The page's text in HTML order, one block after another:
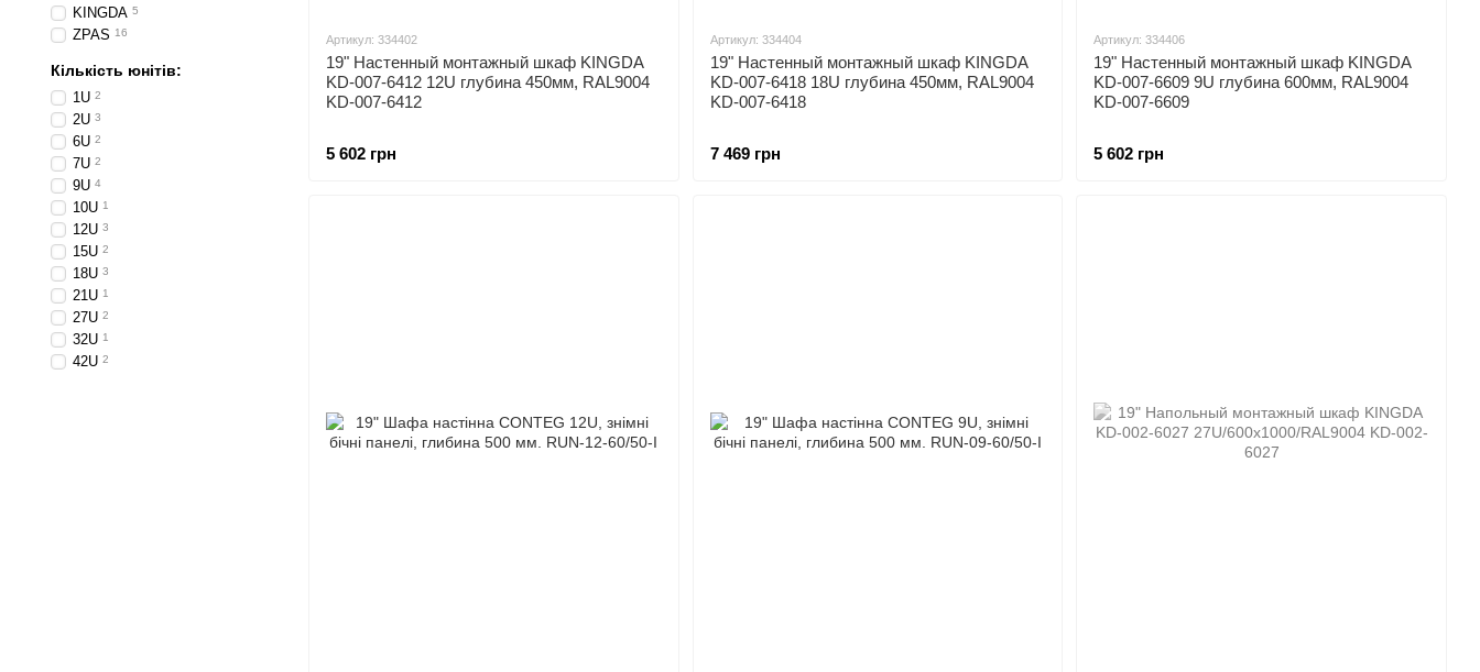
Артикул: 334402
19" Настенный монтажный шкаф KINGDA
KD-007-6412 12U глубина 450мм, RAL9004
KD-007-6412
5 602 грн
Артикул: 334404
19" Настенный монтажный шкаф KINGDA
KD-007-6418 18U глубина 450мм, RAL9004
KD-007-6418
7 469 грн
Артикул: 334406
19" Настенный монтажный шкаф KINGDA
KD-007-6609 9U глубина 600мм, RAL9004
KD-007-6609
5 602 грн
KINGDA 5
ZPAS 16
Кількість юнітів:
1U 2
2U 3
6U 2
7U 2
9U 4
10U 1
12U 3
15U 2
18U 3
21U 1
27U 2
32U 1
42U 2